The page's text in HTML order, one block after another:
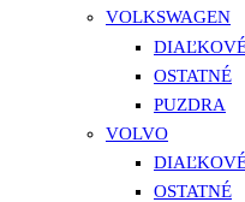
VOLKSWAGEN
OSTATNÉ
PUZDRA
VOLVO
OSTATNÉ